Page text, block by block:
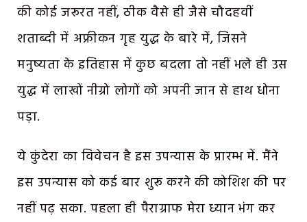
की कोई जरूरत नहीं, ठीक वैसे ही जैसे चौदहवीं
शताब्दी में अफ्रीकन गृह युद्ध के बारे में, जिसने
मनुष्यता के इतिहास में कुछ बदला तो नहीं भले ही उस
युद्ध में लाखों नीग्रो लोगों को अपनी जान से हाथ धोना
पड़ा.
ये कुंदेरा का विवेचन है इस उपन्यास के प्रारम्भ में. मैंने
इस उपन्यास को कई बार शुरू करने की कोशिश की पर
नहीं पढ़ सका. पहला ही पैराग्राफ मेरा ध्यान भंग कर